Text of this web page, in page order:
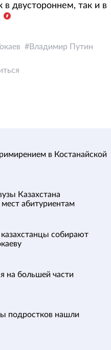
в двустороннем, так и в
Владимир Путин
в Костанайской
Казахстана
абитуриентам
собирают
на большей части
подростков нашли